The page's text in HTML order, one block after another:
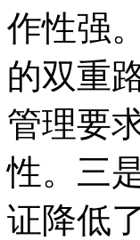
作性强
的双重
管理要
性。三
证降低